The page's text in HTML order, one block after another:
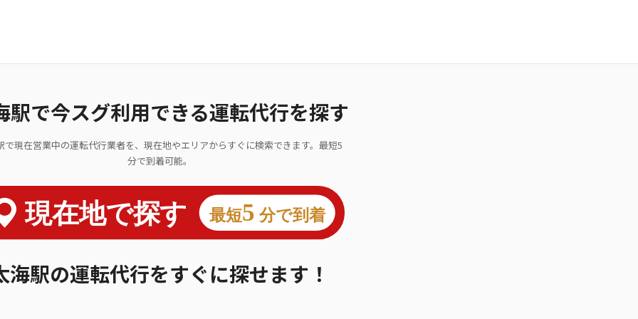
駅で今スグ利用できる運転代行を探す
で現在営業中の運転代行業者を、現在地やエリアからすぐに検索できます。最短5
分で到着可能。
海駅の運転代行をすぐに探せます！